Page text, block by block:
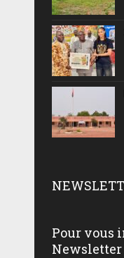
Pour vous
Newsletter